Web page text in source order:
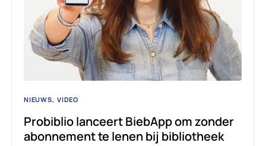
NIEUWS VIDEO
Probiblio lanceert BiebApp om zonder
abonnement te lenen bij bibliotheek